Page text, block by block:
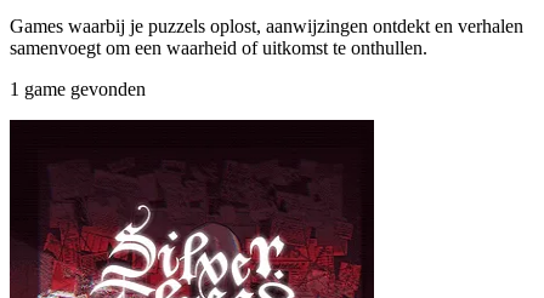
Games waarbij je puzzels oplost, aanwijzingen ontdekt en verhalen
samenvoegt om een waarheid of uitkomst te onthullen.
1 game gevonden